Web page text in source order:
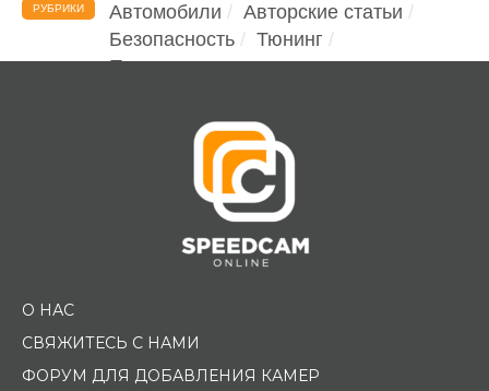
РУБРИКИ Автомобили
Авторские статьи
Безопасность
Тюнинг
Помощь водителю
О НАС
СВЯЖИТЕСЬ С НАМИ
ФОРУМ ДЛЯ ДОБАВЛЕНИЯ КАМЕР